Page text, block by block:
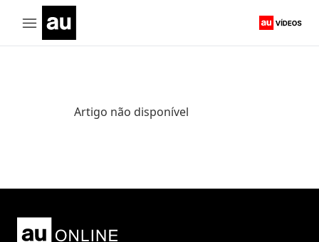
Artigo não disponível